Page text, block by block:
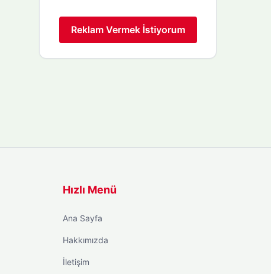
Reklam Vermek İstiyorum
Hızlı Menü
Ana Sayfa
Hakkımızda
İletişim